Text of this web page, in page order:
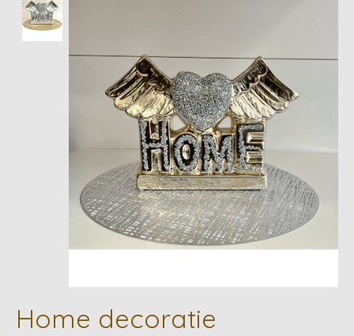
Home decoratie